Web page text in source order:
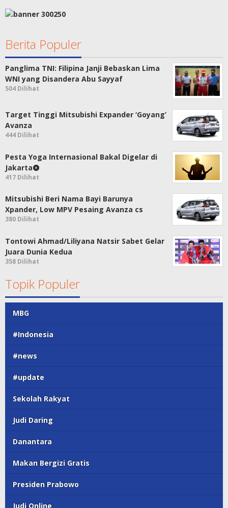
Berita Populer
Panglima TNI: Filipina Janji Bebaskan Lima
WNI yang Disandera Abu Sayyaf
504 Dilihat
Target Tinggi Mitsubishi Expander ‘Goyang’
Avanza
444 Dilihat
Pesta Yoga Internasional Bakal Digelar di
Jakarta
417 Dilihat
Mitsubishi Beri Nama Bayi Barunya
Xpander, Low MPV Pesaing Avanza cs
380 Dilihat
Tontowi Ahmad/Liliyana Natsir Sabet Gelar
Juara Dunia Kedua
358 Dilihat
Topik Populer
MBG
#Indonesia
#news
#update
Sekolah Rakyat
Judi Daring
Danantara
Makan Bergizi Gratis
Presiden Prabowo
Judi Online